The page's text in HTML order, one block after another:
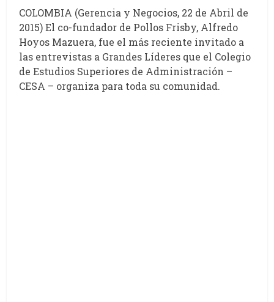
COLOMBIA (Gerencia y Negocios, 22 de Abril de
2015) El co-fundador de Pollos Frisby, Alfredo
Hoyos Mazuera, fue el más reciente invitado a
las entrevistas a Grandes Líderes que el Colegio
de Estudios Superiores de Administración –
CESA – organiza para toda su comunidad.